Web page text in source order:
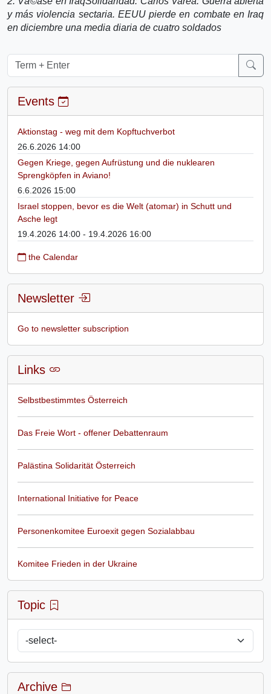
y más violencia sectaria. EEUU pierde en combate en Iraq
en diciembre una media diaria de cuatro soldados
Events
Aktionstag - weg mit dem Kopftuchverbot
26.6.2026 14:00
Gegen Kriege, gegen Aufrüstung und die nuklearen
Sprengköpfen in Aviano!
6.6.2026 15:00
Israel stoppen, bevor es die Welt (atomar) in Schutt und
Asche legt
19.4.2026 14:00 - 19.4.2026 16:00
the Calendar
Newsletter
Go to newsletter subscription
Links
Selbstbestimmtes Österreich
Das Freie Wort - offener Debattenraum
Palästina Solidarität Österreich
International Initiative for Peace
Personenkomitee Euroexit gegen Sozialabbau
Komitee Frieden in der Ukraine
Topic
Archive